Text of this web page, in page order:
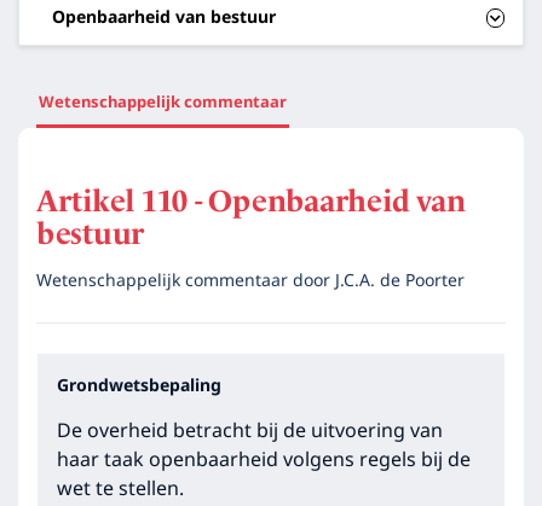
Openbaarheid van bestuur
Wetenschappelijk commentaar
Artikel 110 - Openbaarheid van
bestuur
Wetenschappelijk commentaar doorJ.C.A. de Poorter
Grondwetsbepaling
De overheid betracht bij de uitvoering van
haar taak openbaarheid volgens regels bij de
wet te stellen.